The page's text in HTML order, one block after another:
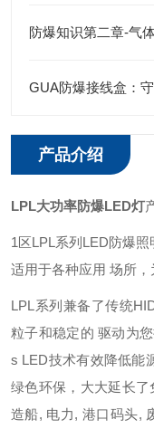
防爆知识第二章-气
GUA防爆接线盒：
产品介绍
LPL大功率防爆LED灯
1区LPL系列LED防爆
适用于各种应用 场所，
LPL系列兼备了传统
粒子和稳定的 驱动为
s LED技术有效降低能
绿色环保，大大延长
造船, 电力, 港口码头,